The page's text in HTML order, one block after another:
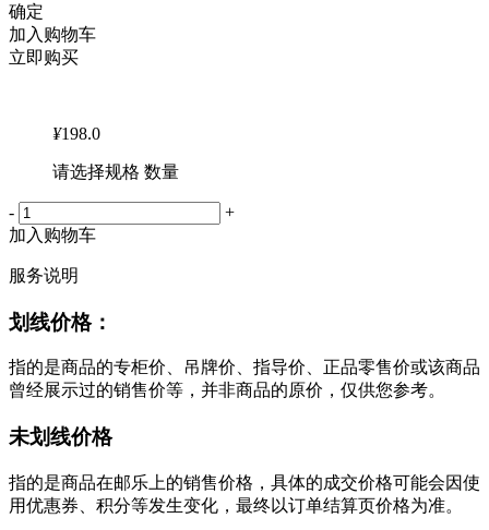
确定
加入购物车
立即购买
¥198.0
请选择规格 数量
-
+
加入购物车
服务说明
划线价格：
指的是商品的专柜价、吊牌价、指导价、正品零售价或该商品
曾经展示过的销售价等，并非商品的原价，仅供您参考。
未划线价格
指的是商品在邮乐上的销售价格，具体的成交价格可能会因使
用优惠券、积分等发生变化，最终以订单结算页价格为准。